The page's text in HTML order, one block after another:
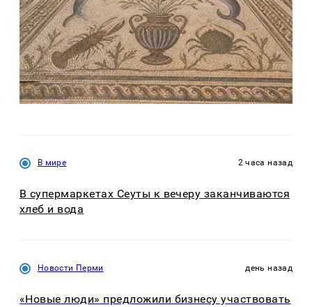
В мире 2 часа назад
В супермаркетах Сеуты к вечеру заканчиваются
хлеб и вода
Новости Перми день назад
«Новые люди» предложили бизнесу участвовать